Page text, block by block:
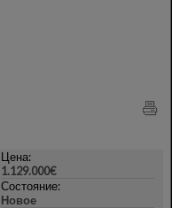
Цена:
1.129.000€
Состояние:
Новое